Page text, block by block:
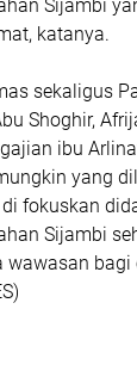
Sijambi
katanya.
sekaligus
Shoghir,
ibu
yang
fokuskan
Sijambi
wawasan